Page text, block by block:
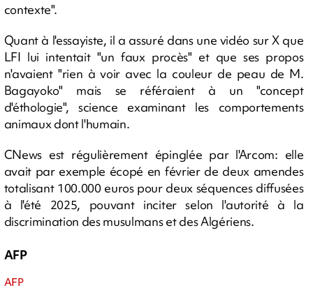
contexte".
Quant à l'essayiste, il a assuré dans une vidéo sur X que
LFI lui intentait "un faux procès" et que ses propos
n'avaient "rien à voir avec la couleur de peau de M.
Bagayoko" mais se référaient à un "concept
d'éthologie", science examinant les comportements
animaux dont l'humain.
CNews est régulièrement épinglée par l'Arcom: elle
avait par exemple écopé en février de deux amendes
totalisant 100.000 euros pour deux séquences diffusées
à l'été 2025, pouvant inciter selon l'autorité à la
discrimination des musulmans et des Algériens.
AFP
AFP